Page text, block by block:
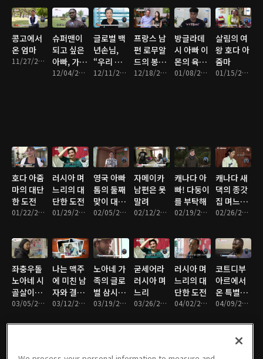
콩고에서
온 엄마
11/27/2017 • 25분
슈퍼맨이
되고 싶은
아빠, 가나
에서 온 콜
12/04/2017 • 25분
글로벌 백
년손님,
“우리 사
이 좋은 사
12/11/2017 • 24분
프랑스 남
편 로무알
드의 봉쥬
르 코리아
12/18/2017 • 24분
방글라데
시 아빠 이
몬의 육아
는 힘들어
01/08/2018 • 24분
살림의 여
왕 호다 아
줌마
01/15/2018 • 25분
호다 아줌
마의 대단
한 도전
01/22/2018 • 26분
러시아 며
느리의 대
단한 도전
01/29/2018 • 25분
영국 아빠
톰의 둘째
맞이 대작
전!
02/05/2018 • 24분
자메이카
남편은 못
말려
02/12/2018 • 29분
캐나다 아
빠! 다둥이
를 부탁해
02/19/2018 • 28분
캐나다 새
댁의 종갓
집 며느리
도전기 02/26/2018 • 29분
좌충우돌
노아네 시
골살이는
힘들어 03/05/2018 • 29분
나는 맥주
에 미친 남
자와 결혼
했다
03/12/2018 • 27분
노아네 가
족의 글로
벌 삼시세
끼
03/19/2018 • 28분
굳세어라
러시아 며
느리
03/26/2018 • 28분
러시아 며
느리의 대
단한 도전
04/02/2018 • 29분
코트디부
아르에서
온 특별한
가족
04/09/2018 • 29분